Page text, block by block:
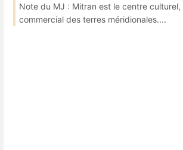
Note du MJ : Mitran est le centre
commercial des terres méridionales....